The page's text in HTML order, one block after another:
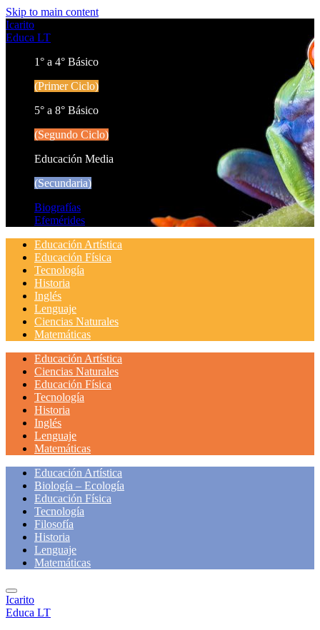
Skip to main content
Icarito
Educa LT
1° a 4° Básico
(Primer Ciclo)
5° a 8° Básico
(Segundo Ciclo)
Educación Media
(Secundaria)
Biografías
Efemérides
Educación Artística
Educación Física
Tecnología
Historia
Inglés
Lenguaje
Ciencias Naturales
Matemáticas
Educación Artística
Ciencias Naturales
Educación Física
Tecnología
Historia
Inglés
Lenguaje
Matemáticas
Educación Artística
Biología – Ecología
Educación Física
Tecnología
Filosofía
Historia
Lenguaje
Matemáticas
Icarito
Educa LT